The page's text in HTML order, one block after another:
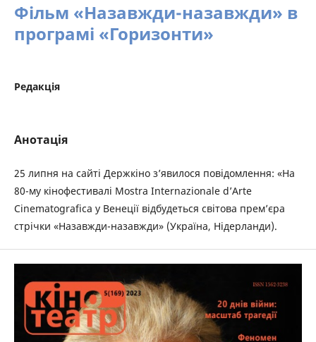
Фільм «Назавжди-назавжди» в
програмі «Горизонти»
Редакція
Анотація
25 липня на сайті Держкіно з’явилося повідомлення: «На
80-му кінофестивалі Mostra Internazionale d’Arte
Cinematografica у Венеції відбудеться світова премʼєра
стрічки «Назавжди-назавжди» (Україна, Нідерланди).